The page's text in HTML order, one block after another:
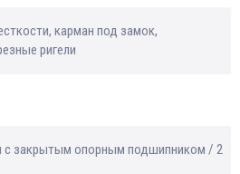
карман под замок,
ригели
с закрытым опорным подшипником / 2